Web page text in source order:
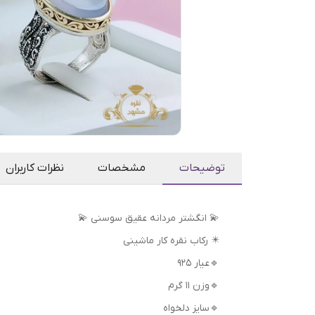
توضیحات مشخصات نظرات کاربران
💫 انگشتر مردانه عقیق سوسنی 💫
✴️ رکاب نقره کار ماشینی
🔹عیار 925
🔹وزن 11 گرم
🔹سایز دلخواه